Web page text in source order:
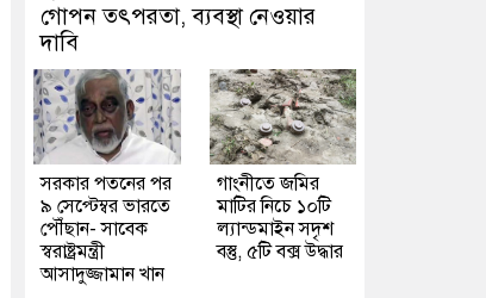
গোপন তৎপরতা, ব্যবস্থা নেওয়ার
দাবি
সরকার পতনের পর
৯ সেপ্টেম্বর ভারতে
পৌঁছান- সাবেক
স্বরাষ্ট্রমন্ত্রী
আসাদুজ্জামান খান
গাংনীতে জমির
মাটির নিচে ১০টি
ল্যান্ডমাইন সদৃশ
বস্তু, ৫টি বক্স উদ্ধার